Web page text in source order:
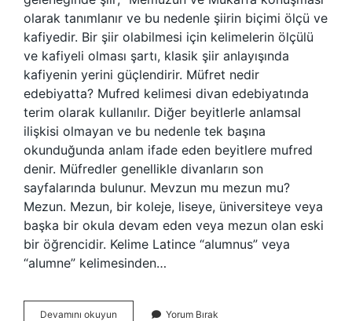
olarak tanımlanır ve bu nedenle şiirin biçimi ölçü ve
kafiyedir. Bir şiir olabilmesi için kelimelerin ölçülü
ve kafiyeli olması şartı, klasik şiir anlayışında
kafiyenin yerini güçlendirir. Müfret nedir
edebiyatta? Mufred kelimesi divan edebiyatında
terim olarak kullanılır. Diğer beyitlerle anlamsal
ilişkisi olmayan ve bu nedenle tek başına
okunduğunda anlam ifade eden beyitlere mufred
denir. Müfredler genellikle divanların son
sayfalarında bulunur. Mevzun mu mezun mu?
Mezun. Mezun, bir koleje, liseye, üniversiteye veya
başka bir okula devam eden veya mezun olan eski
bir öğrencidir. Kelime Latince “alumnus” veya
“alumne” kelimesinden…
Devamını okuyun Mukaffa
Yorum Bırak